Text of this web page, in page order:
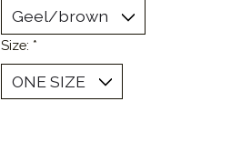
Size: *